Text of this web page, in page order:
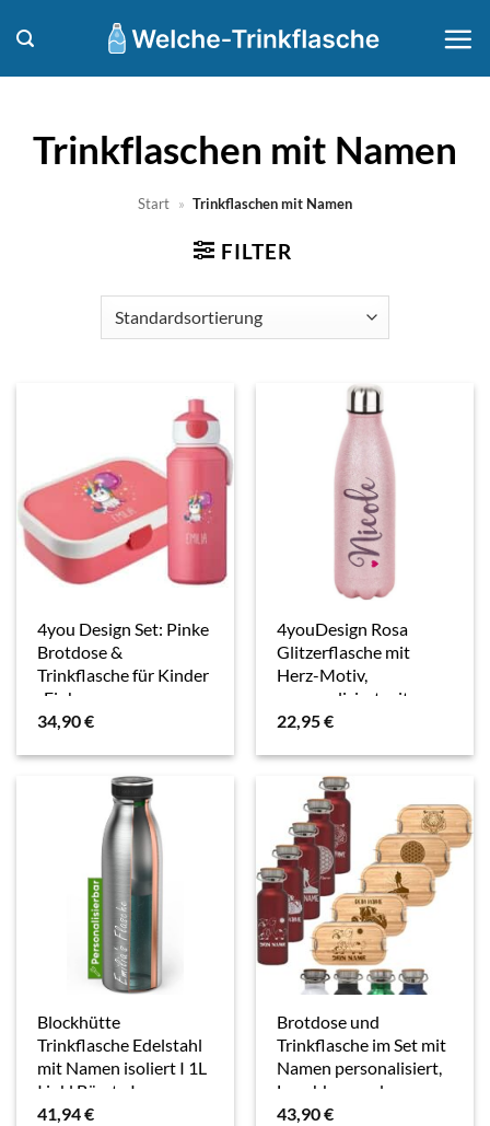
Inhalt
springen
Trinkflaschen mit Namen
Start » Trinkflaschen mit Namen
FILTER
4you Design Set: Pinke
Brotdose &
Trinkflasche für Kinder
-Einhorn-
personalisiert mit
Box, Gabel & Pop-Up
Flasche,…
34,90€
4youDesign Rosa
Glitzerflasche mit
Herz-Motiv,
personalisiert mit
Namen I Edelstahl-
warme & kalte
Getränke
22,95€
Blockhütte
Trinkflasche Edelstahl
mit Namen isoliert I 1L
I inkl Bürste I
Thermoskanne
41,94€
Brotdose und
Trinkflasche im Set mit
Namen personalisiert,
Lunchbox und
Isolierflasche
43,90€